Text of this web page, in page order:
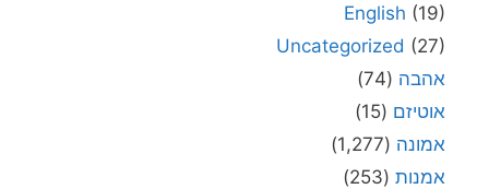
English (19)
Uncategorized (27)
אהבה (74)
אוטיזם (15)
אמונה (1,277)
אמנות (253)